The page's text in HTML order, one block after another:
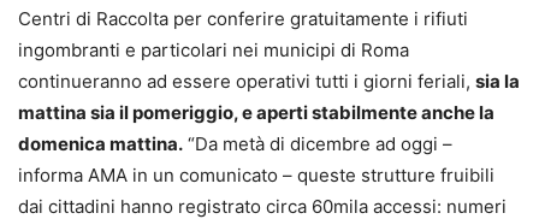
Centri di Raccolta per conferire gratuitamente i rifiuti
ingombranti e particolari nei municipi di Roma
continueranno ad essere operativi tutti i giorni feriali, sia la
mattina sia il pomeriggio, e aperti stabilmente anche la
domenica mattina. “Da metà di dicembre ad oggi –
informa AMA in un comunicato – queste strutture fruibili
dai cittadini hanno registrato circa 60mila accessi: numeri